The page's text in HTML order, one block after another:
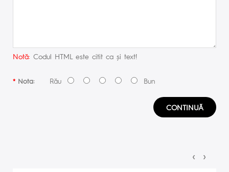
Notă: Codul HTML este citit ca şi text!
Nota:Rău Bun
CONTINUĂ
‹ ›